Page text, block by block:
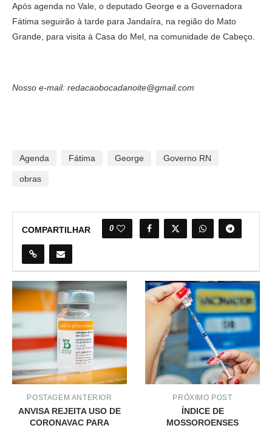
Após agenda no Vale, o deputado George e a Governadora
Fátima seguirão à tarde para Jandaíra, na região do Mato
Grande, para visita à Casa do Mel, na comunidade de Cabeço.
Nosso e-mail: redacaobocadanoite@gmail.com
Agenda Fátima George Governo RN
obras
COMPARTILHAR 0
POSTAGEM ANTERIOR
ANVISA REJEITA USO DE
CORONAVAC PARA
PRÓXIMO POST
ÍNDICE DE
MOSSOROENSES